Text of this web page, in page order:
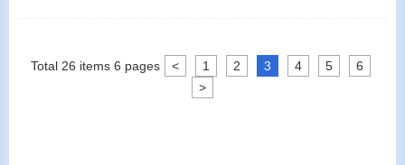
Total 26 items 6 pages < 1 2 3 4 5
6
>